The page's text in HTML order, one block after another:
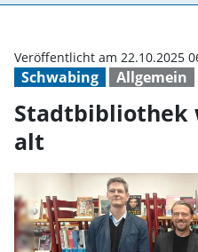
Schwabing Allgemein
Veröffentlicht am 22.10.2025
Stadtbibliothek
alt